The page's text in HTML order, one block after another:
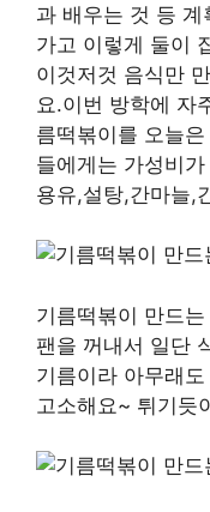
과 배우는 것 등
가고 이렇게 둘이
이것저것 음식만
요.이번 방학에 자
름떡볶이를 오늘
들에게는 가성비
용유,설탕,간마늘,
기름떡볶이 만드
팬을 꺼내서 일단
기름이라 아무래
고소해요~ 튀기듯